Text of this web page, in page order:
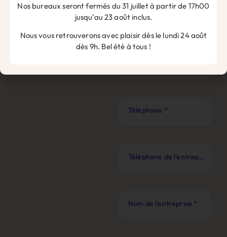
Nom*
Téléphone *
Téléphone de l'entreprise
Nom de l'entreprise *
Nos bureaux seront fermés du 31 juillet à partir de 17h00
jusqu’au 23 août inclus.
Nous vous retrouverons avec plaisir dès le lundi 24 août
dès 9h. Bel été à tous !